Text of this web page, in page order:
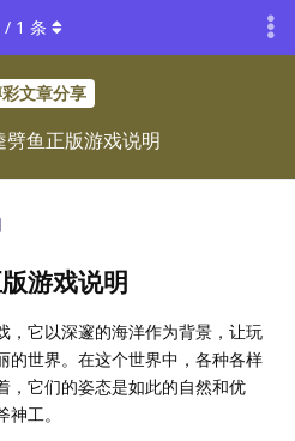
文章分享
鱼正版游戏说明
/ 1 条
游戏说明
，它以深邃的海洋作为背景，让玩
的世界。在这个世界中，各种各样
，它们的姿态是如此的自然和优
工。